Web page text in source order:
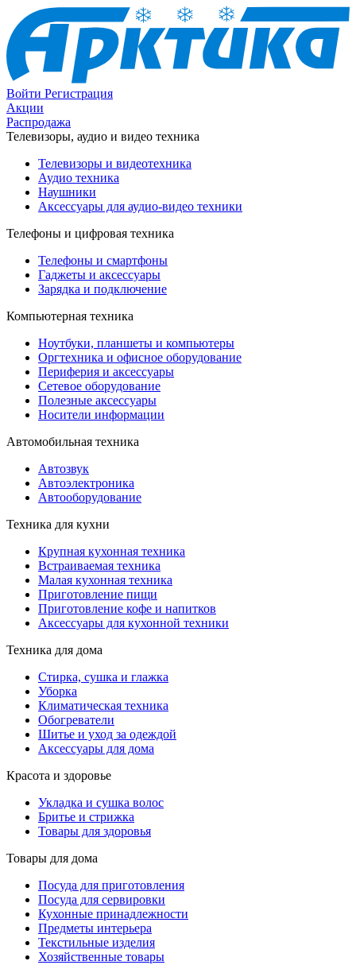
Войти Регистрация
Акции
Распродажа
Телевизоры, аудио и видео техника
Телевизоры и видеотехника
Аудио техника
Наушники
Аксессуары для аудио-видео техники
Телефоны и цифровая техника
Телефоны и смартфоны
Гаджеты и аксессуары
Зарядка и подключение
Компьютерная техника
Ноутбуки, планшеты и компьютеры
Оргтехника и офисное оборудование
Периферия и аксессуары
Cетевое оборудование
Полезные аксессуары
Носители информации
Автомобильная техника
Автозвук
Автоэлектроника
Автооборудование
Техника для кухни
Крупная кухонная техника
Встраиваемая техника
Малая кухонная техника
Приготовление пищи
Приготовление кофе и напитков
Аксессуары для кухонной техники
Техника для дома
Стирка, сушка и глажка
Уборка
Климатическая техника
Обогреватели
Шитье и уход за одеждой
Аксессуары для дома
Красота и здоровье
Укладка и сушка волос
Бритье и стрижка
Товары для здоровья
Товары для дома
Посуда для приготовления
Посуда для сервировки
Кухонные принадлежности
Предметы интерьера
Текстильные изделия
Хозяйственные товары